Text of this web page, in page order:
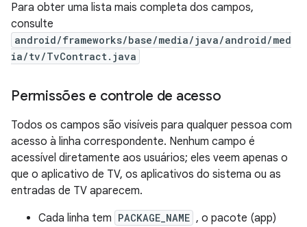
Para obter uma lista mais completa dos campos,
consulte
android/frameworks/base/media/java/android/med
ia/tv/TvContract.java
Permissões e controle de acesso
Todos os campos são visíveis para qualquer pessoa com
acesso à linha correspondente. Nenhum campo é
acessível diretamente aos usuários; eles veem apenas o
que o aplicativo de TV, os aplicativos do sistema ou as
entradas de TV aparecem.
Cada linha tem PACKAGE_NAME , o pacote (app)